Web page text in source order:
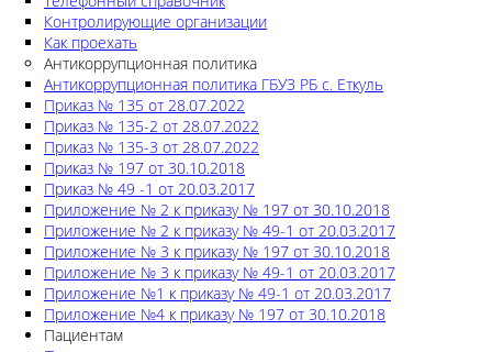
Контролирующие организации
Как проехать
Антикоррупционная политика
Антикоррупционная политика ГБУЗ РБ с. Еткуль
Приказ № 135 от 28.07.2022
Приказ № 135-2 от 28.07.2022
Приказ № 135-3 от 28.07.2022
Приказ № 197 от 30.10.2018
Приказ № 49 -1 от 20.03.2017
Приложение № 2 к приказу № 197 от 30.10.2018
Приложение № 2 к приказу № 49-1 от 20.03.2017
Приложение № 3 к приказу № 197 от 30.10.2018
Приложение № 3 к приказу № 49-1 от 20.03.2017
Приложение №1 к приказу № 49-1 от 20.03.2017
Приложение №4 к приказу № 197 от 30.10.2018
Пациентам